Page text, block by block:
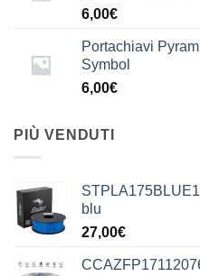
6,00€
Portachiavi
Symbol
6,00€
PIÙ VENDUTI
blu
27,00€